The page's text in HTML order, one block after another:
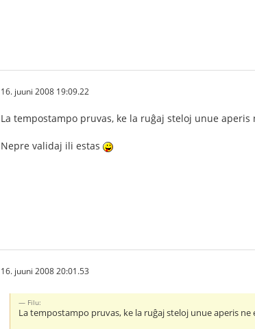
16. juuni 2008 19:09.22
La tempostampo pruvas, ke la ruĝaj steloj unue
Nepre validaj ili estas
16. juuni 2008 20:01.53
Filu:
La tempostampo pruvas, ke la ruĝaj steloj unue aperis ne